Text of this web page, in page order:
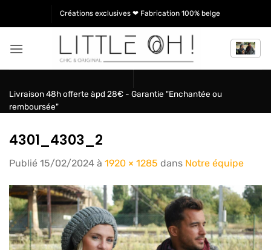
Créations exclusives ❤ Fabrication 100% belge
Livraison 48h offerte àpd 28€ - Garantie "Enchantée ou
remboursée"
4301_4303_2
Publié 15/02/2024 à 1920 × 1285 dans Notre équipe